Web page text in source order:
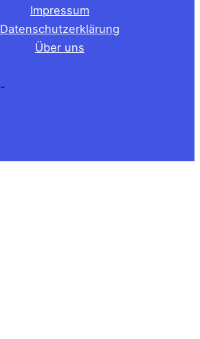
Impressum
Datenschutzerklärung
Über uns